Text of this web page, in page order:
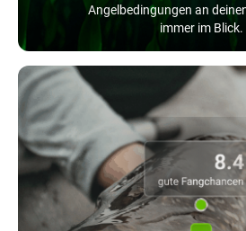
Angelbedingungen an
immer im Blick.